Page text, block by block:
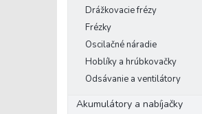
Drážkovacie frézy
Frézky
Oscilačné náradie
Hoblíky a hrúbkovačky
Odsávanie a ventilátory
Akumulátory a nabíjačky